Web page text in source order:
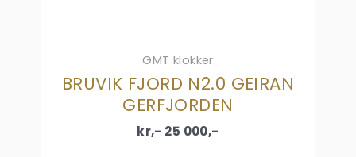
GMT klokker
BRUVIK FJORD N2.0 GEIRAN
GERFJORDEN
kr,- 25 000,-